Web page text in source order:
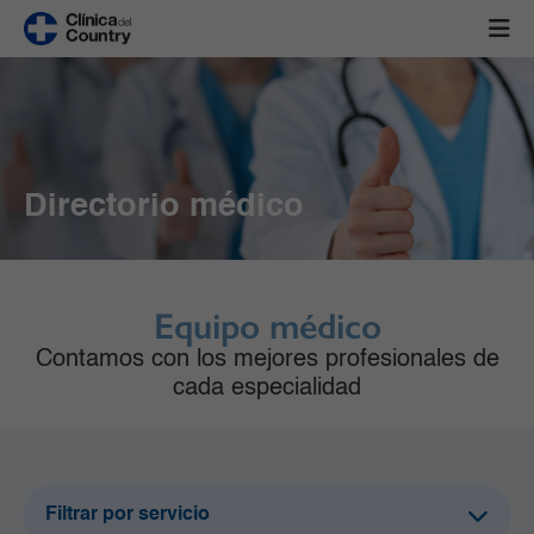
Directorio médico
Equipo médico
Contamos con los mejores profesionales de
cada especialidad
Filtrar por servicio